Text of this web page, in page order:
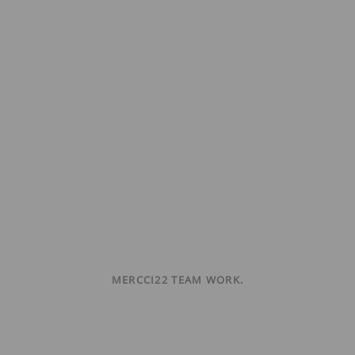
MERCCI22 TEAM WORK.